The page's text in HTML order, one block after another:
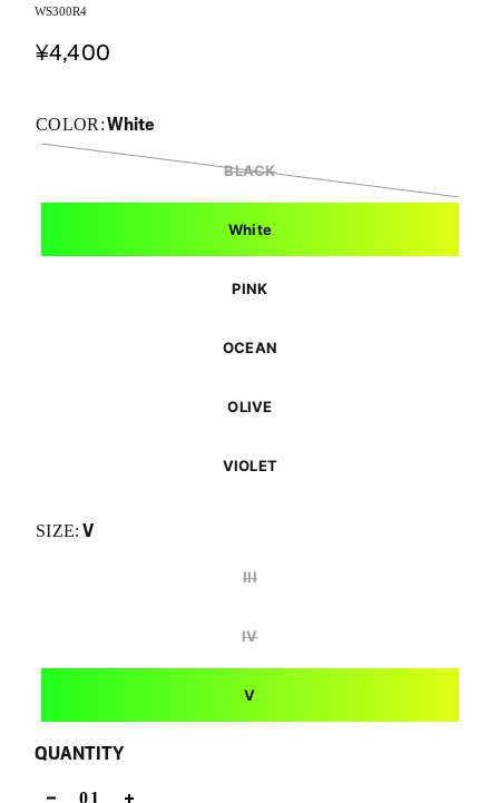
WS300R4
¥4,400
COLOR:White
BLACK
White
PINK
OCEAN
OLIVE
VIOLET
SIZE: V
III
IV
V
QUANTITY